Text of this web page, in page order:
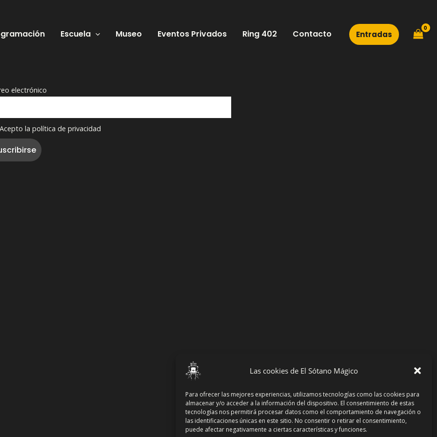
Las cookies de El Sótano Mágico
Para ofrecer las mejores experiencias, utilizamos tecnologías como las cookies para
almacenar y/o acceder a la información del dispositivo. El consentimiento de estas
tecnologías nos permitirá procesar datos como el comportamiento de navegación o
las identificaciones únicas en este sitio. No consentir o retirar el consentimiento,
puede afectar negativamente a ciertas características y funciones.
Escuela Museo Eventos Privados Ring 402 Contacto Entradas
electrónico
Acepto la política de privacidad